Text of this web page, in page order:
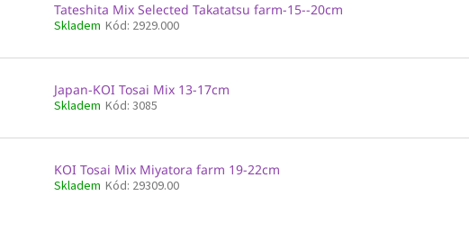
Tateshita Mix Selected Takatatsu farm-15--20cm
Skladem Kód: 2929.000
Japan-KOI Tosai Mix 13-17cm
Skladem Kód: 3085
KOI Tosai Mix Miyatora farm 19-22cm
Skladem Kód: 29309.00